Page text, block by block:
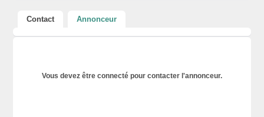
Contact Annonceur
Vous devez être connecté pour contacter l'annonceur.